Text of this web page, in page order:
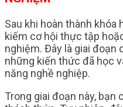
Sau khi hoàn thành khóa
kiếm cơ hội thực tập
nghiệm. Đây là giai đoạn
những kiến thức đã học
năng nghề nghiệp.
Trong giai đoạn này, bạn